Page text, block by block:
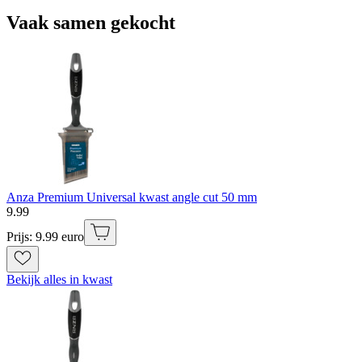
Vaak samen gekocht
Anza Premium Universal kwast angle cut 50 mm
9.99
Prijs: 9.99 euro
Bekijk alles in kwast